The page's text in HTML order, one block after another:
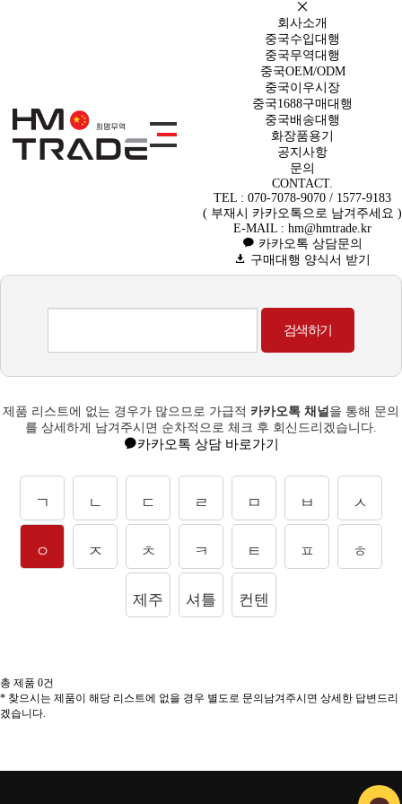
회사소개
중국수입대행
중국무역대행
중국OEM/ODM
중국이우시장
중국1688구매대행
중국배송대행
화장품용기
공지사항
문의
CONTACT.
TEL : 070-7078-9070 / 1577-9183
( 부재시 카카오톡으로 남겨주세요 )
E-MAIL : hm@hmtrade.kr
카카오톡 상담문의
구매대행 양식서 받기
중국수입대행
제품 리스트에 없는 경우가 많으므로 가급적 카카오톡 채널 을 통해 문의
를 상세하게 남겨주시면 순차적으로 체크 후 회신드리겠습니다.
카카오톡 상담 바로가기
ㄱ ㄴ ㄷ ㄹ ㅁ ㅂ ㅅ
ㅇ ㅈ ㅊ ㅋ ㅌ ㅍ ㅎ
제주
품
셔틀 컨텐
총 제품 0건
* 찾으시는 제품이 해당 리스트에 없을 경우 별도로 문의남겨주시면 상세한 답변드리
겠습니다.